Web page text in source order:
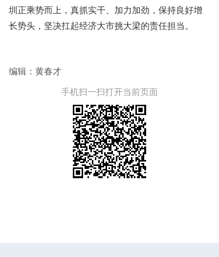
圳正乘势而上，真抓实干、加力加劲，保持良好增
长势头，坚决扛起经济大市挑大梁的责任担当。
编辑：黄春才
手机扫一扫打开当前页面